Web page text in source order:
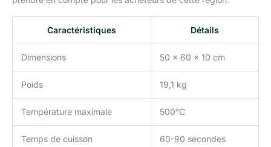
Caractéristiques Détails
Dimensions 50 x 60 x 10 cm
Poids 19,1 kg
Température maximale 500°C
Temps de cuisson 60-90 secondes